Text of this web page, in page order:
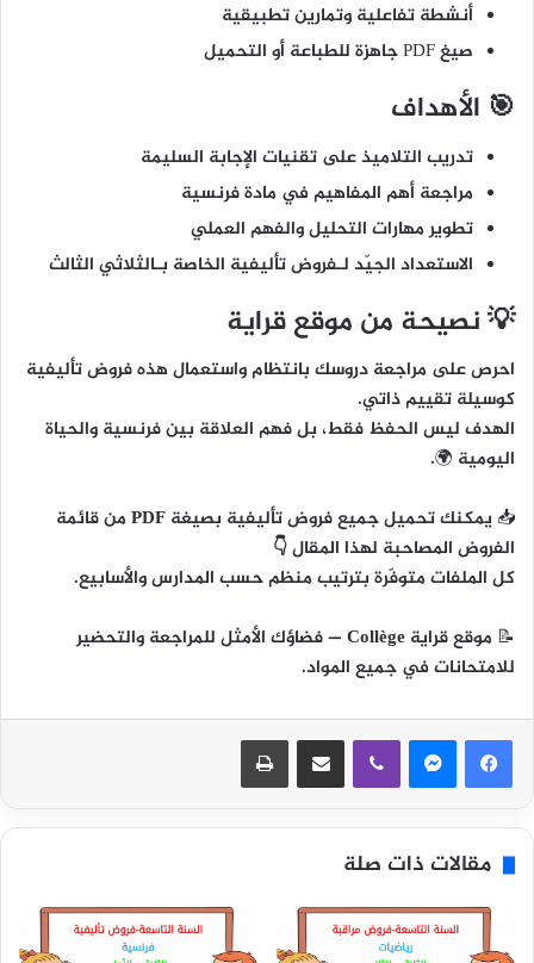
أنشطة تفاعلية وتمارين تطبيقية
صيغ PDF جاهزة للطباعة أو التحميل
🎯 الأهداف
تدريب التلاميذ على تقنيات الإجابة السليمة
مراجعة أهم المفاهيم في مادة فرنسية
تطوير مهارات التحليل والفهم العملي
الاستعداد الجيّد لـفروض تأليفية الخاصة بـالثلاثي الثالث
💡 نصيحة من موقع قراية
احرص على مراجعة دروسك بانتظام واستعمال هذه فروض تأليفية
كوسيلة تقييم ذاتي.
الهدف ليس الحفظ فقط، بلفهم العلاقة بين فرنسية والحياة
اليومية 🌍.
📥
يمكنك تحميل جميع فروض تأليفية بصيغة PDF من قائمة
الفروض المصاحبة لهذا المقال 👇
كل الملفات متوفّرة بترتيب منظم حسب المدارس والأسابيع.
📝 موقع قراية Collège
— فضاؤك الأمثل للمراجعة والتحضير
للامتحانات في جميع المواد.
مشاركة عبر البريد
مقالات ذات صلة